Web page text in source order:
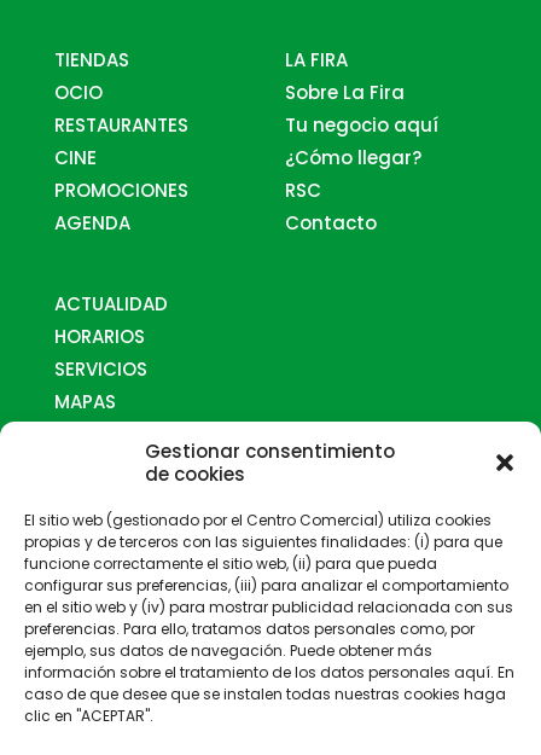
Gestionar consentimiento
de cookies
El sitio web (gestionado por el Centro Comercial) utiliza cookies
propias y de terceros con las siguientes finalidades: (i) para que
funcione correctamente el sitio web, (ii) para que pueda
configurar sus preferencias, (iii) para analizar el comportamiento
en el sitio web y (iv) para mostrar publicidad relacionada con sus
preferencias. Para ello, tratamos datos personales como, por
ejemplo, sus datos de navegación. Puede obtener más
información sobre el tratamiento de los datos personales aquí. En
caso de que desee que se instalen todas nuestras cookies haga
clic en "ACEPTAR".
TIENDAS
OCIO
RESTAURANTES
CINE
PROMOCIONES
AGENDA
LA FIRA
Sobre La Fira
Tu negocio aquí
¿Cómo llegar?
RSC
Contacto
ACTUALIDAD
HORARIOS
SERVICIOS
MAPAS
CONTACTO
Gestionado por: